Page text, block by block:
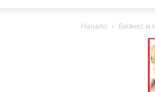
Начало Бизнес и